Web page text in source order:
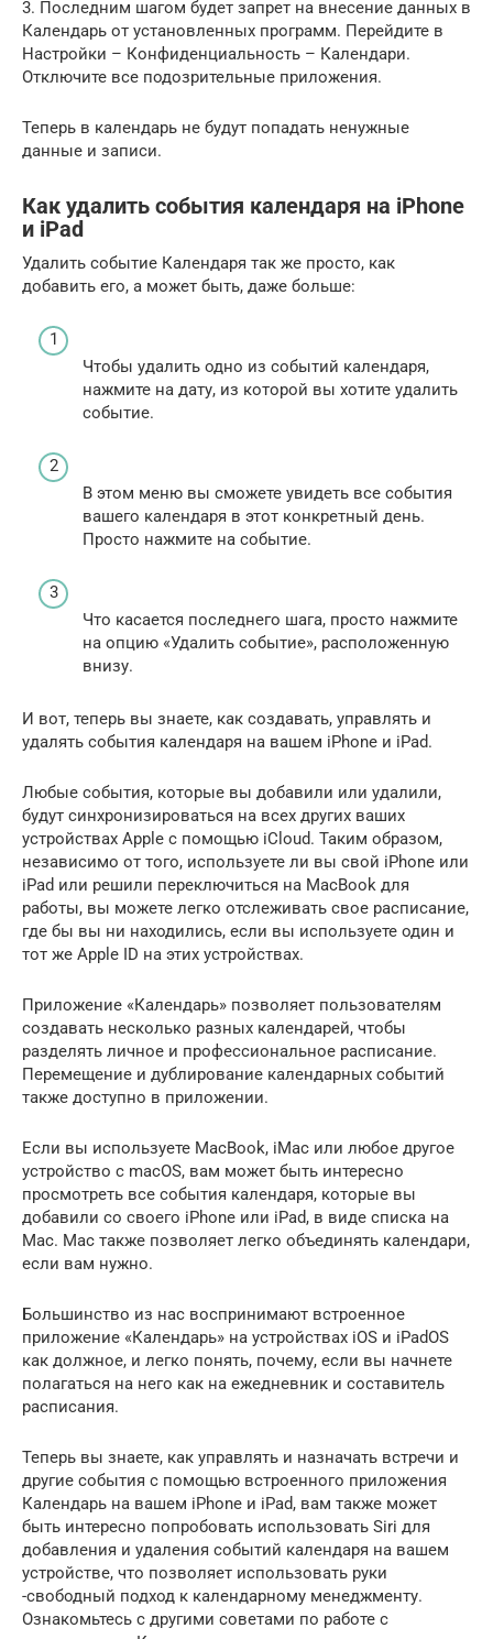
3. Последним шагом будет запрет на внесение данных в
Календарь от установленных программ. Перейдите в
Настройки – Конфиденциальность – Календари.
Отключите все подозрительные приложения.
Теперь в календарь не будут попадать ненужные
данные и записи.
Как удалить события календаря на iPhone
и iPad
Удалить событие Календаря так же просто, как
добавить его, а может быть, даже больше:
Чтобы удалить одно из событий календаря,
нажмите на дату, из которой вы хотите удалить
событие.
В этом меню вы сможете увидеть все события
вашего календаря в этот конкретный день.
Просто нажмите на событие.
Что касается последнего шага, просто нажмите
на опцию «Удалить событие», расположенную
внизу.
И вот, теперь вы знаете, как создавать, управлять и
удалять события календаря на вашем iPhone и iPad.
Любые события, которые вы добавили или удалили,
будут синхронизироваться на всех других ваших
устройствах Apple с помощью iCloud. Таким образом,
независимо от того, используете ли вы свой iPhone или
iPad или решили переключиться на MacBook для
работы, вы можете легко отслеживать свое расписание,
где бы вы ни находились, если вы используете один и
тот же Apple ID на этих устройствах.
Приложение «Календарь» позволяет пользователям
создавать несколько разных календарей, чтобы
разделять личное и профессиональное расписание.
Перемещение и дублирование календарных событий
также доступно в приложении.
Если вы используете MacBook, iMac или любое другое
устройство с macOS, вам может быть интересно
просмотреть все события календаря, которые вы
добавили со своего iPhone или iPad, в виде списка на
Mac. Mac также позволяет легко объединять календари,
если вам нужно.
Большинство из нас воспринимают встроенное
приложение «Календарь» на устройствах iOS и iPadOS
как должное, и легко понять, почему, если вы начнете
полагаться на него как на ежедневник и составитель
расписания.
Теперь вы знаете, как управлять и назначать встречи и
другие события с помощью встроенного приложения
Календарь на вашем iPhone и iPad, вам также может
быть интересно попробовать использовать Siri для
добавления и удаления событий календаря на вашем
устройстве, что позволяет использовать руки
-свободный подход к календарному менеджменту.
Ознакомьтесь с другими советами по работе с